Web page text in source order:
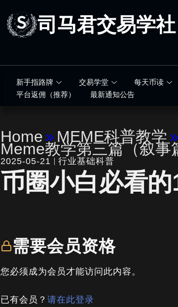
司马君交易学社
新手指路牌 交易学堂 每天币读
平台返佣（推荐）
最新通知公告
Home» MEME科普教学»
Meme教学第三篇（叙事
2025-05-21 行业基础科普
币圈小白必看
需要会员资格
您必须成为会员才能访问此内容。
已有会员？请在此登录